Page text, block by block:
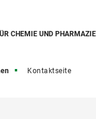
CHEMIE UND PHARMAZIE
Kontaktseite